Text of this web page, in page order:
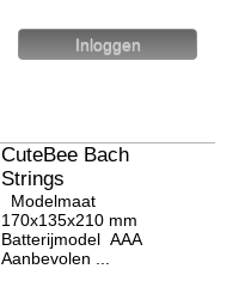
CuteBee Bach
Strings
Modelmaat
170x135x210 mm
Batterijmodel ААА
Aanbevolen ...